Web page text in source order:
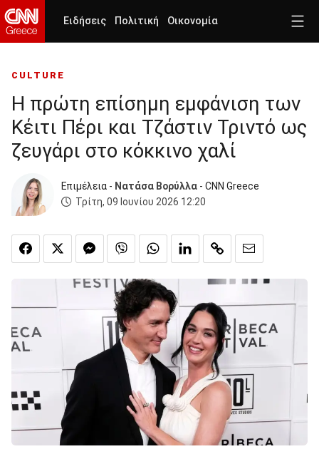
Ειδήσεις Πολιτική Οικονομία
CULTURE
Η πρώτη επίσημη εμφάνιση των
Κέιτι Πέρι και Τζάστιν Τριντό ως
ζευγάρι στο κόκκινο χαλί
Επιμέλεια - Νατάσα Βορύλλα - CNN Greece
Τρίτη, 09 Ιουνίου 2026 12:20